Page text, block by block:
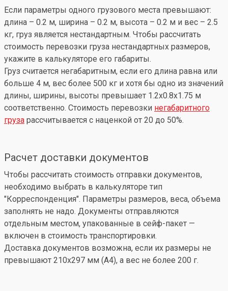
Если параметры одного грузового места превышают:
длина – 0.2 м, ширина – 0.2 м, высота – 0.2 м и вес – 2.5
кг, груз является нестандартным. Чтобы рассчитать
стоимость перевозки груза нестандартных размеров,
укажите в калькуляторе его габариты.
Груз считается негабаритным, если его длина равна или
больше 4 м, вес более 500 кг и хотя бы одно из значений
длины, ширины, высоты превышает 1.2x0.8x1.75 м
соответственно. Стоимость перевозки негабаритного
груза рассчитывается с наценкой от 20 до 50%.
Расчет доставки документов
Чтобы рассчитать стоимость отправки документов,
необходимо выбрать в калькуляторе тип
"Корреспонденция". Параметры размеров, веса, объема
заполнять не надо. Документы отправляются
отдельным местом, упакованные в сейф-пакет —
включен в стоимость транспортировки.
Доставка документов возможна, если их размеры не
превышают 210x297 мм (А4), а вес не более 200 г.